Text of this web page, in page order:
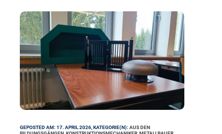
GEPOSTED AM: 17. APRIL 2026, KATEGORIE(N): AUS DEN